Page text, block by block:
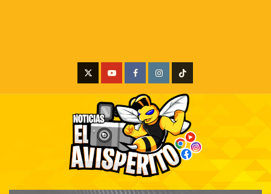
X YoutubeFacebookInstagram
Tiktok